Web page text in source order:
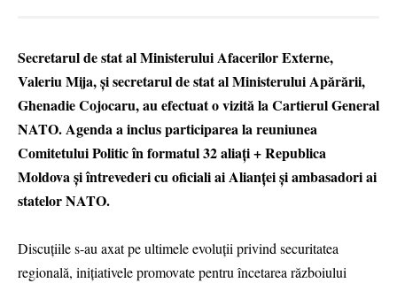
Secretarul de stat al Ministerului Afacerilor Externe,
Valeriu Mija, și secretarul de stat al Ministerului Apărării,
Ghenadie Cojocaru, au efectuat o vizită la Cartierul General
NATO. Agenda a inclus participarea la reuniunea
Comitetului Politic în formatul 32 aliați + Republica
Moldova și întrevederi cu oficiali ai Alianței și ambasadori ai
statelor NATO.
Discuțiile s-au axat pe ultimele evoluţii privind securitatea
regională, inițiativele promovate pentru încetarea războiului